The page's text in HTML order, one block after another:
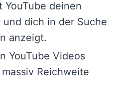
YouTube deinen
und dich in der Suche
anzeigt.
YouTube Videos
Reichweite